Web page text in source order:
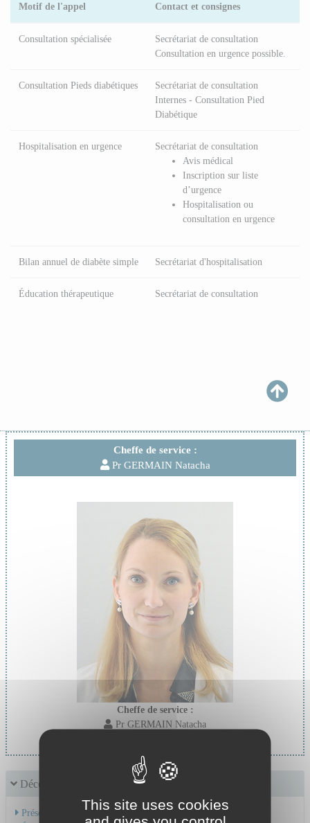
Cheffe de service :
Pr GERMAIN Natacha
Cheffe de service :
Pr GERMAIN Natacha
Découvrir le service
Présentation de l'activité
Motif de l'appel Contact et consignes
Consultation spécialisée
Secrétariat de consultation
Consultation en urgence possible.
Consultation Pieds diabétiques
Secrétariat de consultation
Internes - Consultation Pied
Diabétique
Hospitalisation en urgence
Secrétariat de consultation
Avis médical
Inscription sur liste
d’urgence
Hospitalisation ou
consultation en urgence
Bilan annuel de diabète simple Secrétariat d'hospitalisation
Éducation thérapeutique Secrétariat de consultation
This site uses cookies